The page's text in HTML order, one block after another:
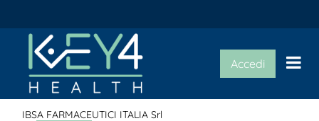
Accedi
IBSA FARMACEUTICI ITALIA Srl